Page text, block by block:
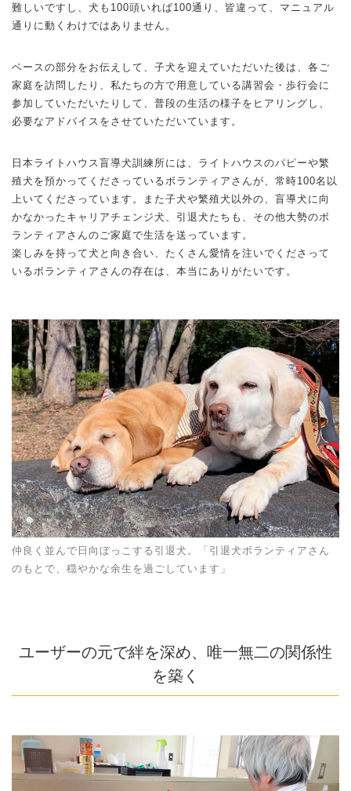
難しいですし、犬も100頭いれば100通り、皆違って、マニュアル
通りに動くわけではありません。
ベースの部分をお伝えして、子犬を迎えていただいた後は、各ご
家庭を訪問したり、私たちの方で用意している講習会・歩行会に
参加していただいたりして、普段の生活の様子をヒアリングし、
必要なアドバイスをさせていただいています。
日本ライトハウス盲導犬訓練所には、ライトハウスのパピーや繁
殖犬を預かってくださっているボランティアさんが、常時100名以
上いてくださっています。また子犬や繁殖犬以外の、盲導犬に向
かなかったキャリアチェンジ犬、引退犬たちも、その他大勢のボ
ランティアさんのご家庭で生活を送っています。
楽しみを持って犬と向き合い、たくさん愛情を注いでくださって
いるボランティアさんの存在は、本当にありがたいです。
仲良く並んで日向ぼっこする引退犬。「引退犬ボランティアさん
のもとで、穏やかな余生を過ごしています」
ユーザーの元で絆を深め、唯一無二の関係性
を築く